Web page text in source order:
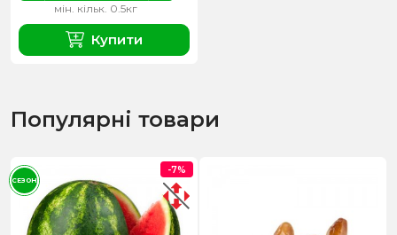
мін. кільк. 0.5кг
Купити
Популярні товари
-7%
СЕЗОН